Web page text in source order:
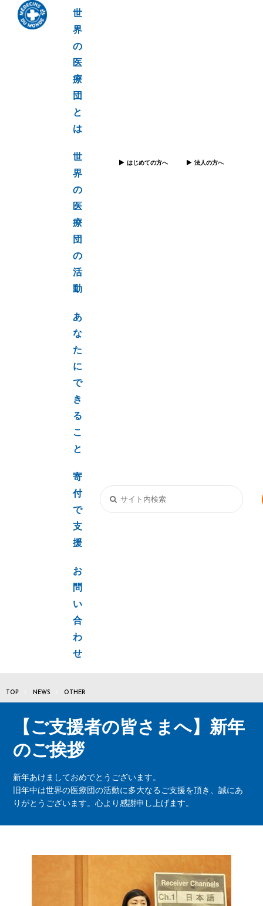
世
界
の
医
療
団
と
は
世
界
の
医
療
団
の
活
動
あ
な
た
に
で
き
る
こ
と
寄
付
で
支
援
お
問
い
合
わ
せ
はじめての方へ 法人の方へ
TOP NEWS OTHER
【ご支援者の皆さまへ】新年
のご挨拶
新年あけましておめでとうございます。
旧年中は世界の医療団の活動に多大なるご支援を頂き、誠にあ
りがとうございます。心より感謝申し上げます。